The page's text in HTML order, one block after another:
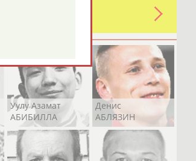
в уже
Уулу Азамат
АБИБИЛЛА
Денис
АБЛЯЗИН